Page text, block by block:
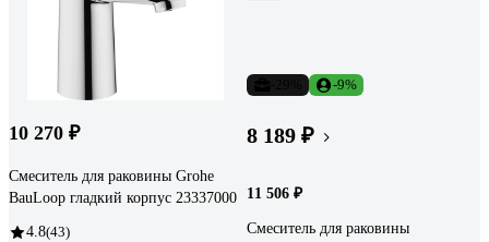
10 270 ₽
Смеситель для раковины Grohe
BauLoop гладкий корпус 23337000
4.8(43)
-9%
8 189 ₽
11 506 ₽
Смеситель для раковины